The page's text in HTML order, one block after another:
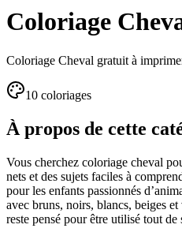
Coloriage
Coloriage Cheval gratuit à
10 coloriages
À propos de cette
Vous cherchez coloriage cheval
nets et des sujets faciles à
pour les enfants passionnés
avec bruns, noirs, blancs, beiges
reste pensé pour être utilisé tout